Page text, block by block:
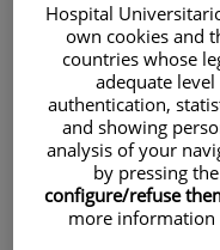
Pacientes
Hospital
own cookies and
countries whose
adequate
authentication,
and showing
analysis of your
by pressing
configure/refuse
more information